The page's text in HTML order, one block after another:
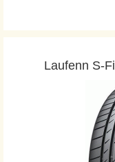
Laufenn S-